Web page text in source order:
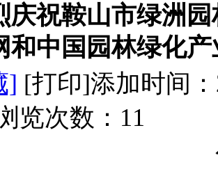
庆祝鞍山市绿洲
和中国园林绿化
] [打印]添加时间
览次数： 11